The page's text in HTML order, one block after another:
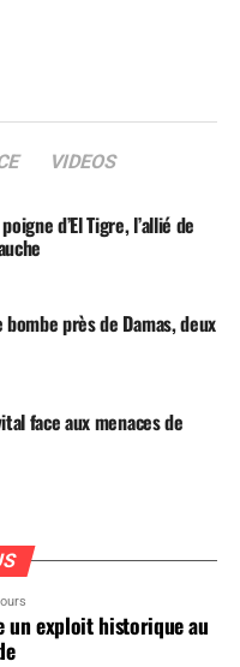
VIDEOS
d’El Tigre, l’allié de
près de Damas, deux
face aux menaces de
un exploit historique au